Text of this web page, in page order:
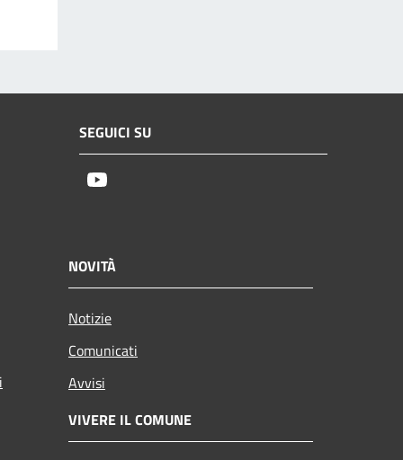
SEGUICI SU
NOVITÀ
Notizie
Comunicati
Avvisi
VIVERE IL COMUNE